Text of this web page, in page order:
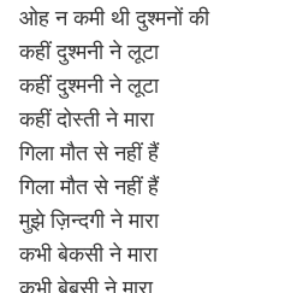
ओह न कमी थी दुश्मनों की
कहीं दुश्मनी ने लूटा
कहीं दुश्मनी ने लूटा
कहीं दोस्ती ने मारा
गिला मौत से नहीं हैं
गिला मौत से नहीं हैं
मुझे ज़िन्दगी ने मारा
कभी बेकसी ने मारा